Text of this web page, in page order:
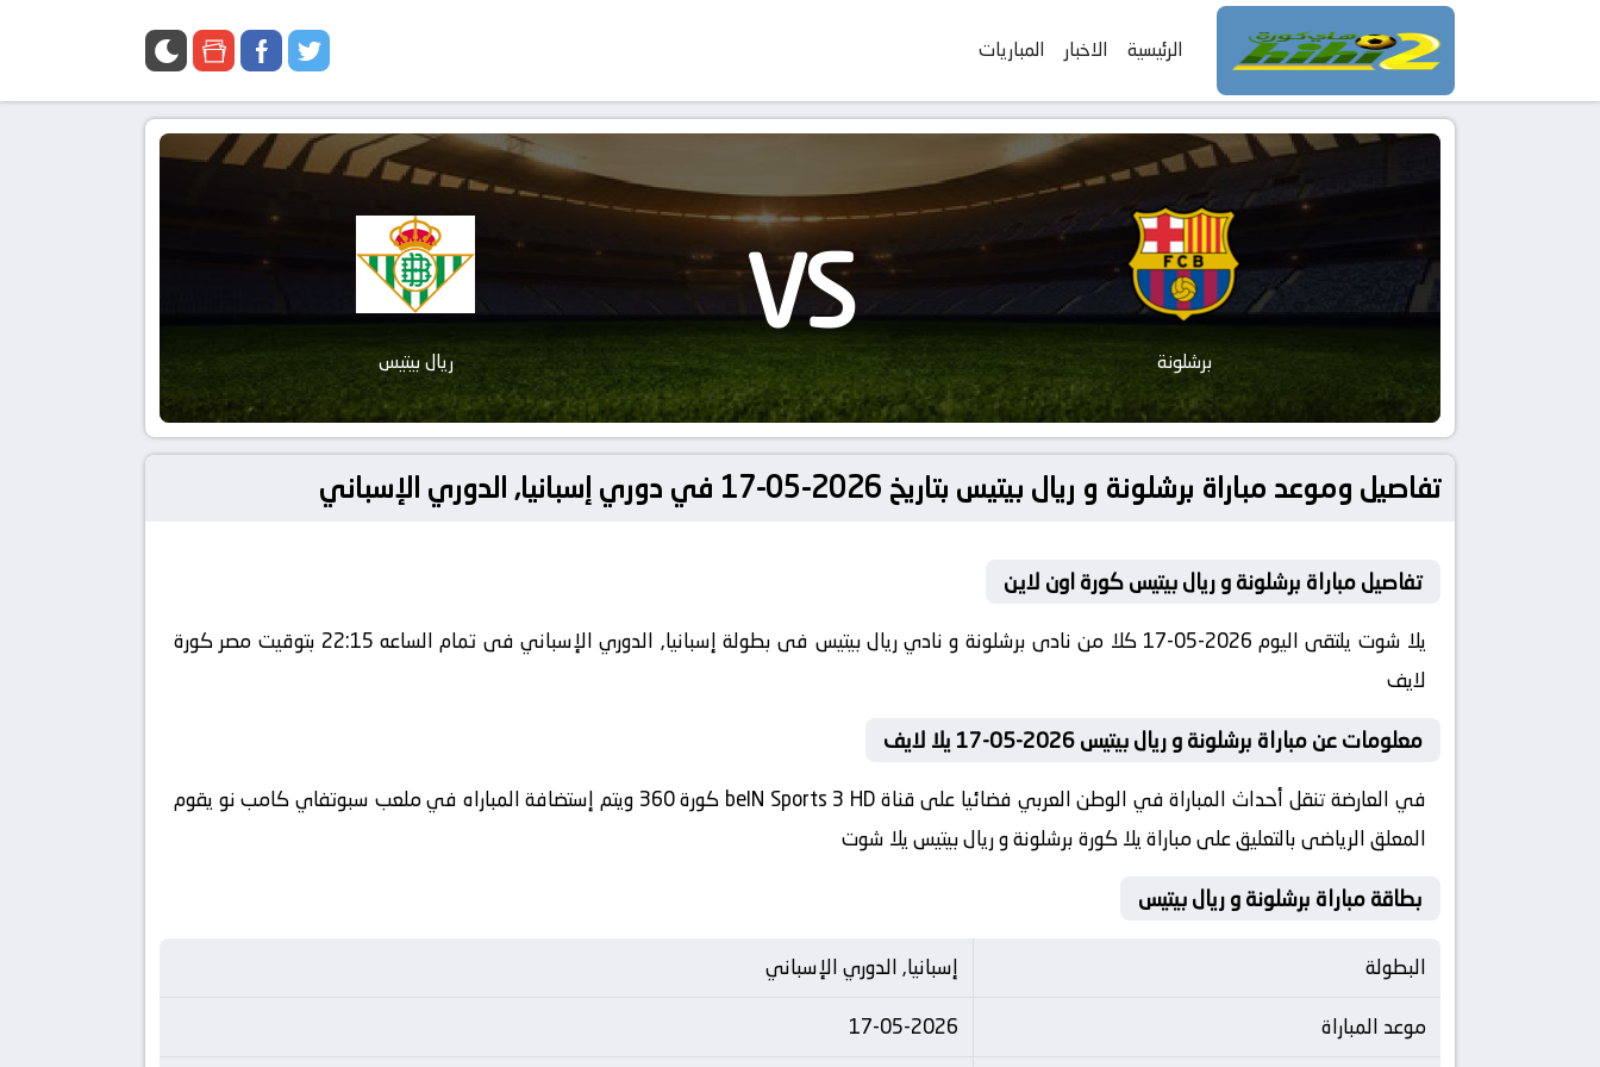
الرئيسية الاخبار المباريات
برشلونة VS ريال بيتيس
تفاصيل وموعد مباراة برشلونة و ريال بيتيس بتاريخ 2026-05-17 في دوري إسبانيا, الدوري الإسباني
تفاصيل مباراة برشلونة و ريال بيتيس كورة اون لاين
يلا شوت يلتقى اليوم 2026-05-17 كلا من نادى برشلونة و نادي ريال بيتيس فى بطولة إسبانيا, الدوري الإسباني فى تمام الساعه 22:15 بتوقيت مصر كورة
لايف
معلومات عن مباراة برشلونة و ريال بيتيس 2026-05-17 يلا لايف
في العارضة تنقل أحداث المباراة في الوطن العربي فضائيا على قناة beIN Sports 3 HD كورة 360 ويتم إستضافة المباراه في ملعب سبوتفاي كامب نو يقوم
المعلق الرياضى بالتعليق على مباراة يلا كورة برشلونة و ريال بيتيس يلا شوت
بطاقة مباراة برشلونة و ريال بيتيس
البطولة
إسبانيا, الدوري الإسباني
موعد المباراة
17-05-2026